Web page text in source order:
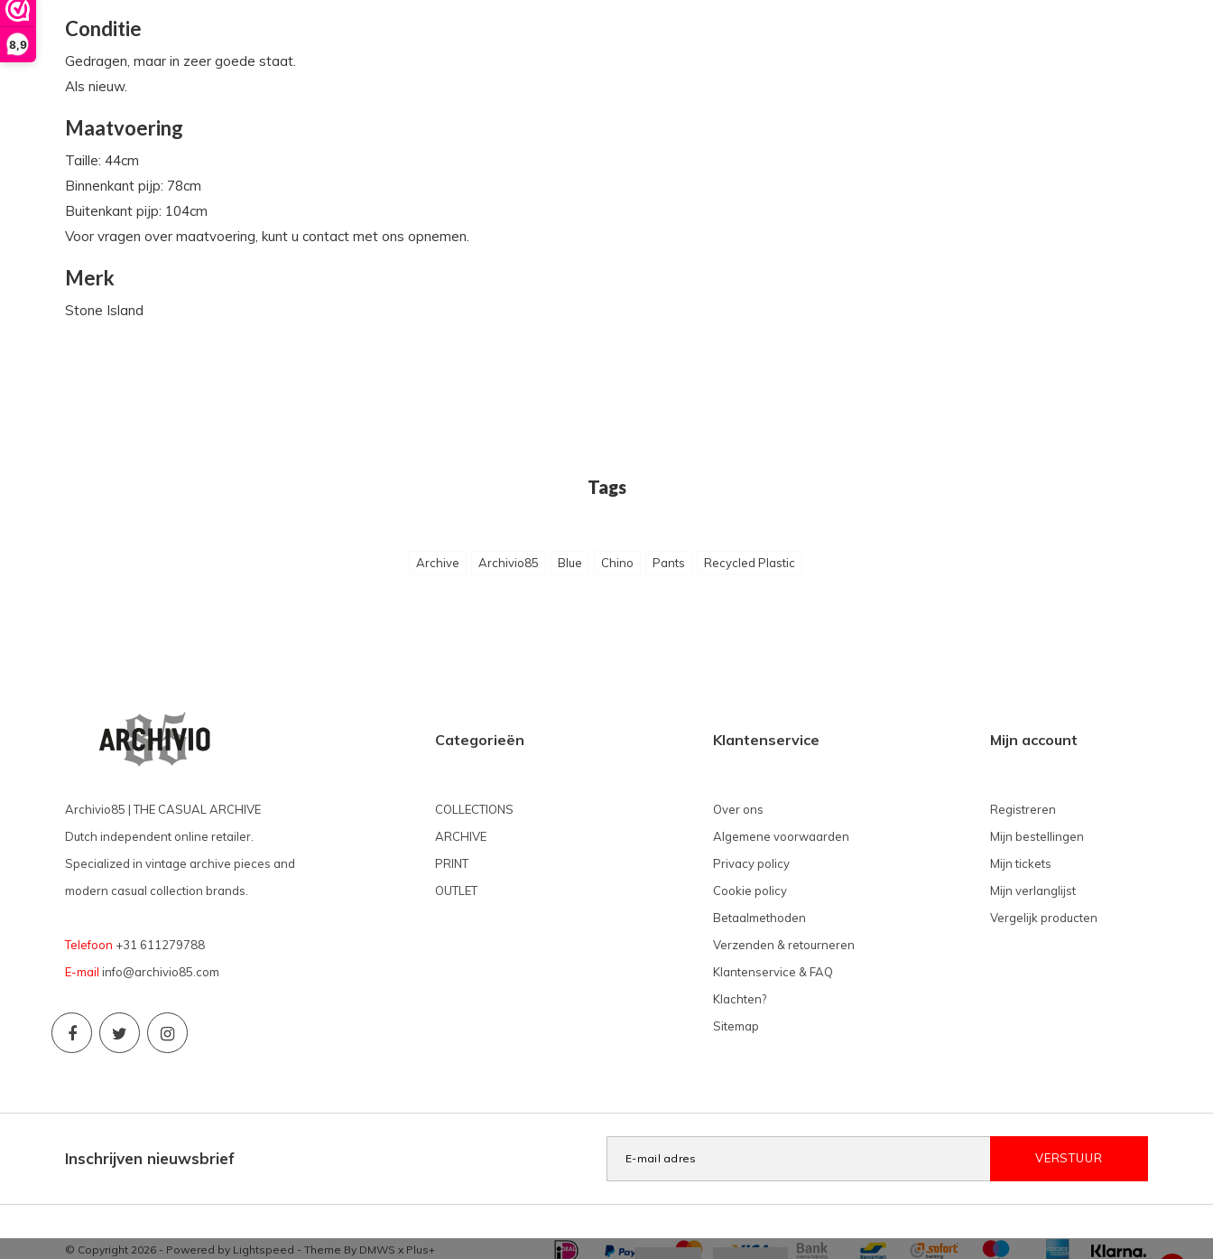
8,9
Conditie
Gedragen, maar in zeer goede staat.
Als nieuw.
Maatvoering
Taille: 44cm
Binnenkant pijp: 78cm
Buitenkant pijp: 104cm
Voor vragen over maatvoering, kunt u contact met ons opnemen.
Merk
Stone Island
Tags
Archive Archivio85 Blue Chino Pants Recycled Plastic
Archivio85 | THE CASUAL ARCHIVE
Dutch independent online retailer.
Specialized in vintage archive pieces and
modern casual collection brands.
Telefoon +31 611279788
E-mail info@archivio85.com
Categorieën
COLLECTIONS
ARCHIVE
PRINT
OUTLET
Klantenservice
Over ons
Algemene voorwaarden
Privacy policy
Cookie policy
Betaalmethoden
Verzenden & retourneren
Klantenservice & FAQ
Klachten?
Sitemap
Mijn account
Registreren
Mijn bestellingen
Mijn tickets
Mijn verlanglijst
Vergelijk producten
Inschrijven nieuwsbrief VERSTUUR
© Copyright 2026 - Powered by Lightspeed - Theme By DMWS x Plus+